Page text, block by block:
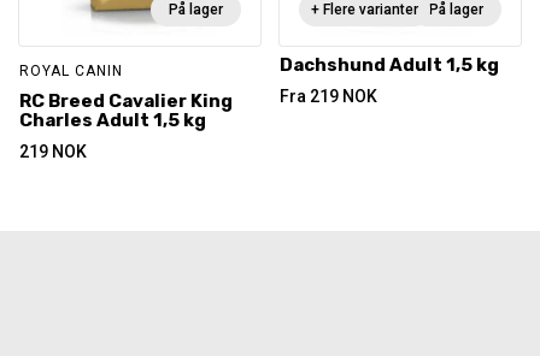
På lager
ROYAL CANIN
RC Breed Cavalier King
Charles Adult 1,5 kg
219 NOK
På lager
+ Flere varianter
Dachshund Adult 1,5 kg
Fra 219 NOK